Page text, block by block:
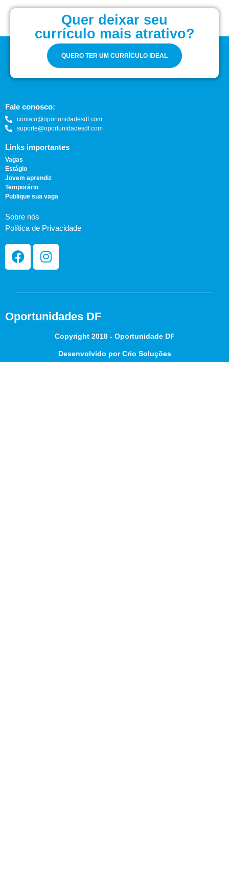
Quer deixar seu
currículo mais atrativo?
QUERO TER UM CURRÍCULO IDEAL
Fale conosco:
contato@oportunidadesdf.com
suporte@oportunidadesdf.com
Links importantes
Vagas
Estágio
Jovem aprendiz
Temporário
Publique sua vaga
Sobre nós
Política de Privacidade
Oportunidades DF
Copyright 2018 - Oportunidade DF
Desenvolvido por Crio Soluções